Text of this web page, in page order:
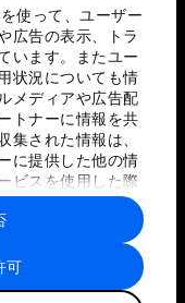
使って、ユーザー
広告の表示、トラ
います。またユー
状況についても情
メディアや広告配
トナーに情報を共
集された情報は、
に提供した他の情
ビスを使用した際
合わされ、各パー
ることがありま
可
用規約